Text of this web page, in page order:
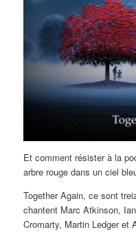
Et comment résister à la
arbre rouge dans un ciel
Together Again, ce sont
chantent Marc Atkinson,
Cromarty, Martin Ledger et